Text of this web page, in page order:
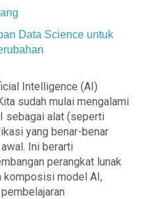
Intelligence (AI)
sudah mulai mengalami
sebagai alat (seperti
yang benar-benar
Ini berarti
perangkat lunak
komposisi model AI,